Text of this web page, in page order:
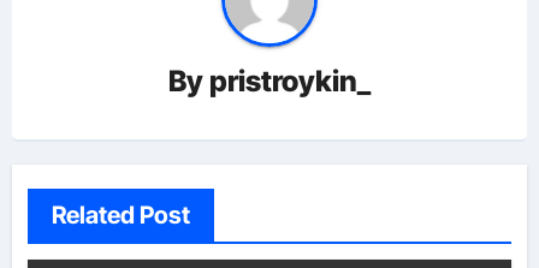
By pristroykin_
Related Post